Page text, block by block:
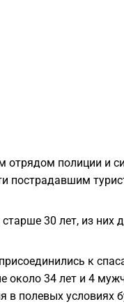
отрядом полиции и
пострадавшим
30 лет, из них
к
около 34 лет и 4
в полевых условиях